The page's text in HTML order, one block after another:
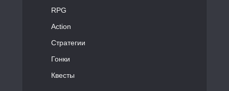
RPG
Action
Стратегии
Гонки
Квесты